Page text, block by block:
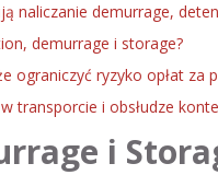
naliczanie demurrage,
demurrage i storage?
ograniczyć ryzyko opłat za
transporcie i obsłudze
i